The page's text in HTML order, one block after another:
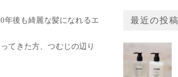
年後も綺麗な髪になれるエ
てきた方、つむじの辺り
最近の投稿